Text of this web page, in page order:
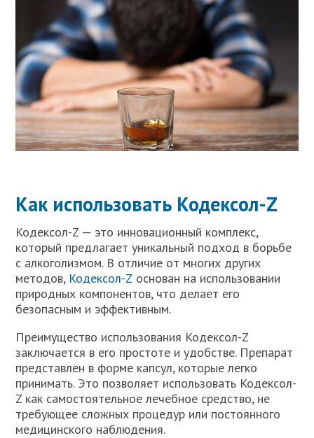
Как использовать Кодексол-Z
Кодексол-Z — это инновационный комплекс,
который предлагает уникальный подход в борьбе
с алкоголизмом. В отличие от многих других
методов, Кодексол-Z основан на использовании
природных компонентов, что делает его
безопасным и эффективным.
Преимущество использования Кодексол-Z
заключается в его простоте и удобстве. Препарат
представлен в форме капсул, которые легко
принимать. Это позволяет использовать Кодексол-
Z как самостоятельное лечебное средство, не
требующее сложных процедур или постоянного
медицинского наблюдения.